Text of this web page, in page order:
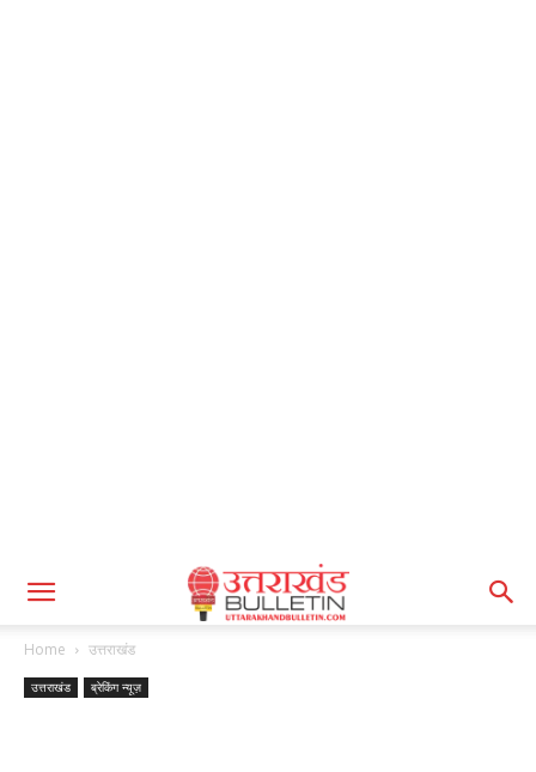
Home उत्तराखंड
उत्तराखंड ब्रेकिंग न्यूज़